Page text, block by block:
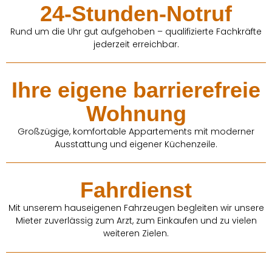
24-Stunden-Notruf
Rund um die Uhr gut aufgehoben – qualifizierte Fachkräfte
jederzeit erreichbar.
Ihre eigene barrierefreie
Wohnung
Großzügige, komfortable Appartements mit moderner
Ausstattung und eigener Küchenzeile.
Fahrdienst
Mit unserem hauseigenen Fahrzeugen begleiten wir unsere
Mieter zuverlässig zum Arzt, zum Einkaufen und zu vielen
weiteren Zielen.